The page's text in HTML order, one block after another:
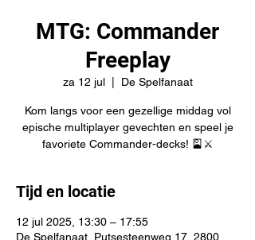
MTG: Commander
Freeplay
za 12 jul
  |
De Spelfanaat
Kom langs voor een gezellige middag vol
epische multiplayer gevechten en speel je
favoriete Commander-decks! 🎴⚔️
Tijd en locatie
12 jul 2025, 13:30 – 17:55
De Spelfanaat, Putsesteenweg 17, 2800